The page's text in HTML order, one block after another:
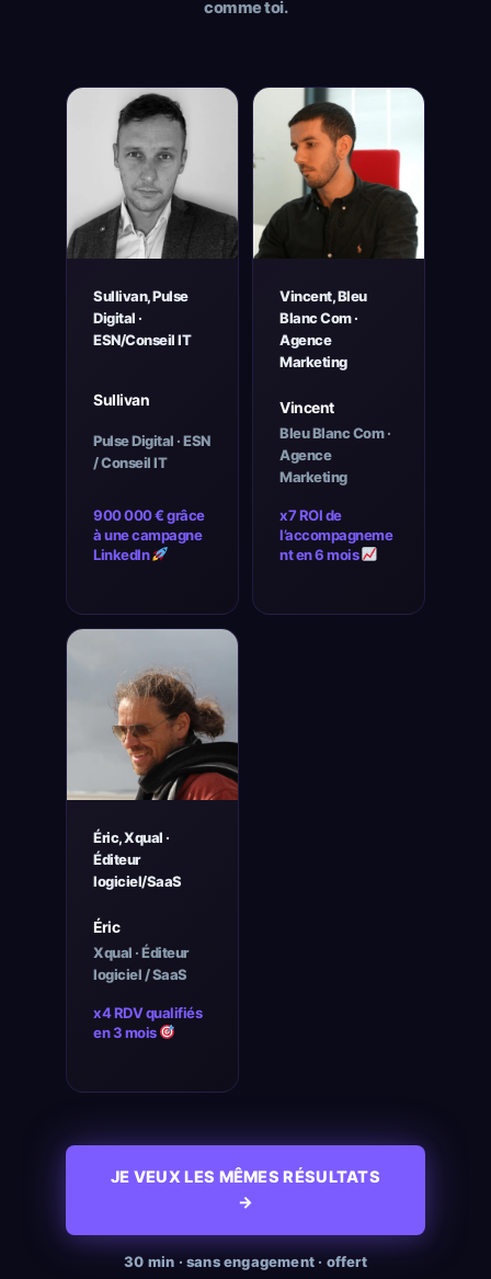
comme toi.
Sullivan, Pulse
Digital ·
ESN/Conseil IT
Sullivan
Pulse Digital · ESN
/ Conseil IT
900 000 € grâce
à une campagne
LinkedIn
Vincent, Bleu
Blanc Com ·
Agence
Marketing
Vincent
Bleu Blanc Com ·
Agence
Marketing
x7 ROI de
l’accompagneme
nt en 6 mois
Éric, Xqual ·
Éditeur
logiciel/SaaS
Éric
Xqual · Éditeur
logiciel / SaaS
x4 RDV qualifiés
en 3 mois
JE VEUX LES MÊMES RÉSULTATS
→
30 min · sans engagement · offert